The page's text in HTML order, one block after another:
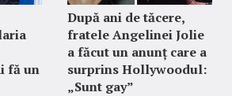
fă un
După ani de tăcere,
fratele Angelinei Jolie
a făcut un anunț care a
surprins Hollywoodul:
„Sunt gay”